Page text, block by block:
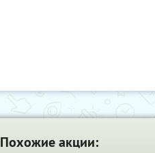
Похожие акции: